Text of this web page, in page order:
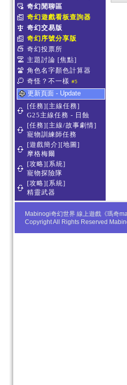
奇幻閒聊區
奇幻遊戲看板查詢器
奇幻交易版
奇幻序號分享版
奇幻投票所
主題討論 [焦點]
角色名字顏色計算器
奇怪？不一樣 #5
更新頁面 - Update
[任務][主線任務]
G25主線任務 - 日蝕
[任務][主線/故事劇情]
寵物訓練師任務
[遊戲簡介][地圖]
摩格梅爾
[攻略][系統]
寵物探險隊
[攻略][系統]
精靈武器
Mabinogi奇幻世界 線上遊戲《瑪奇
Copyright All Rights Reserved